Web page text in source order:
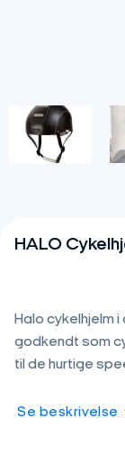
HALO
Halo cykelhjelm
godkendt som
til de hurtige
Se beskrivelse